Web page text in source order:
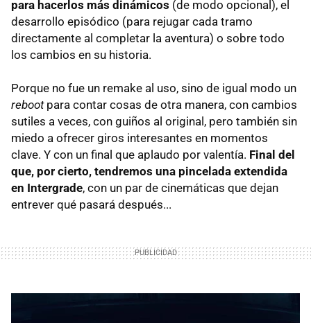
para hacerlos más dinámicos (de modo opcional), el
desarrollo episódico (para rejugar cada tramo
directamente al completar la aventura) o sobre todo
los cambios en su historia.
Porque no fue un remake al uso, sino de igual modo un
rebootpara contar cosas de otra manera, con cambios
sutiles a veces, con guiños al original, pero también sin
miedo a ofrecer giros interesantes en momentos
clave. Y con un final que aplaudo por valentía. Final del
que, por cierto, tendremos una pincelada extendida
en Intergrade, con un par de cinemáticas que dejan
entrever qué pasará después...